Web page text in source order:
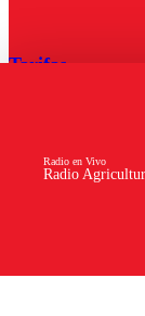
Radio
Radio en Vivo
Tarifas